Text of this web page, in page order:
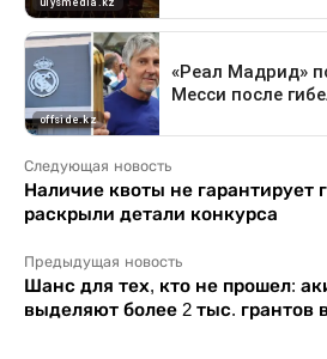
Следующая новость
Наличие квоты не гарантирует
раскрыли детали конкурса
Предыдущая новость
Шанс для тех, кто не прошел:
выделяют более 2 тыс. грантов